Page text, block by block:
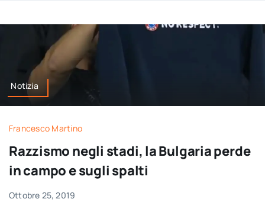
Notizia
Francesco Martino
Razzismo negli stadi, la Bulgaria perde
in campo e sugli spalti
Ottobre 25, 2019